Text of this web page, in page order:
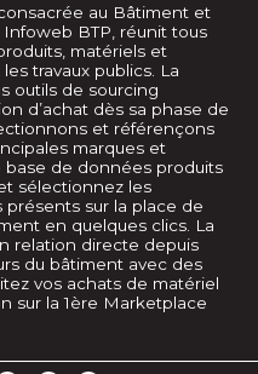
au Bâtiment et
Infoweb BTP, réunit tous
matériels et
travaux publics. La
outils de sourcing
d’achat dès sa phase de
et référençons
marques et
base de données produits
sélectionnez les
sur la place de
en quelques clics. La
relation directe depuis
du bâtiment avec des
vos achats de matériel
sur la 1ère Marketplace